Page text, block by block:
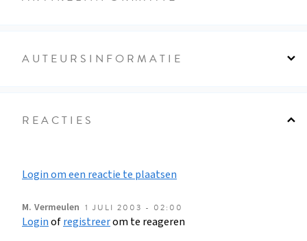
AUTEURSINFORMATIE
REACTIES
Login om een reactie te plaatsen
M. Vermeulen 1 JULI 2003 - 02:00
Loginofregistreerom te reageren